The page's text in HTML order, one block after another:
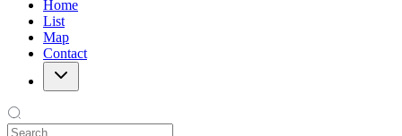
Home
List
Map
Contact